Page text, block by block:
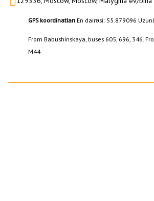
GPS koordinatları En dairəsi: 55.879096
From Babushinskaya, buses 605, 696, 346.
M44